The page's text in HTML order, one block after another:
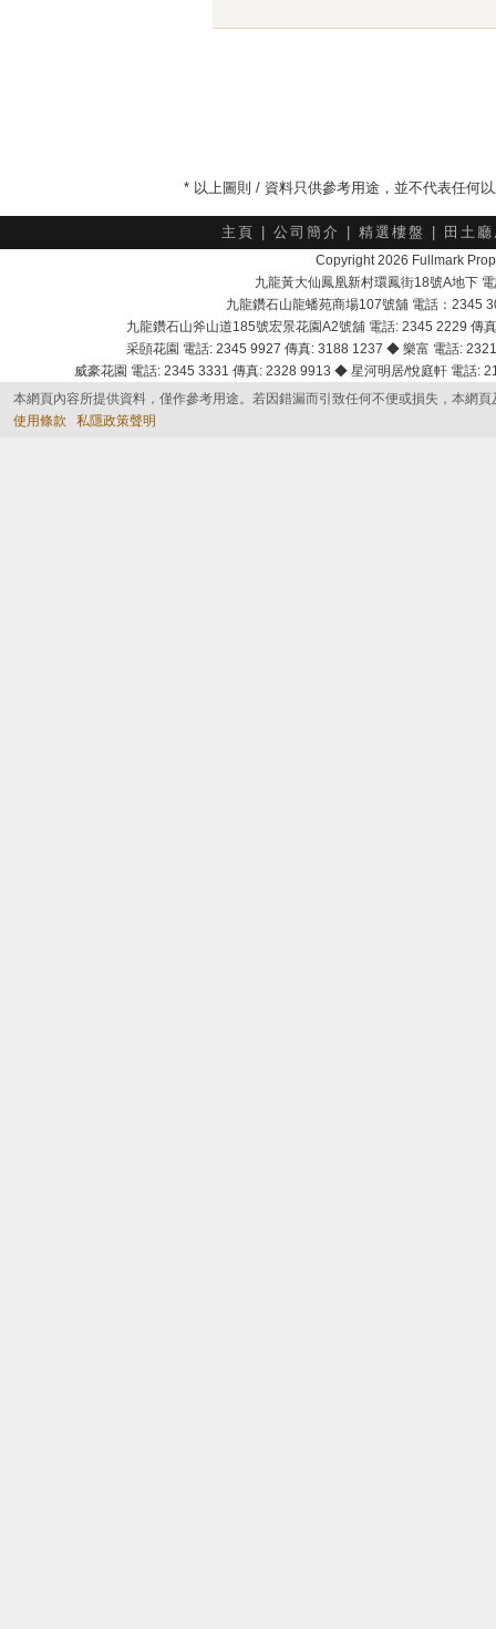
* 以上圖則 / 資料只供參考用途，並不代表任何
主頁 公司簡介 精選樓盤 田土
Copyright 2026 Fullmark
九龍黃大仙鳳凰新村環鳳街18號A地下
九龍鑽石山龍蟠苑商場107號舖 電話：2345
九龍鑽石山斧山道185號宏景花園A2號舖 電話: 2345 2229
采頣花園 電話: 2345 9927 傳真: 3188 1237 ◆ 樂富 電話:
威豪花園 電話: 2345 3331 傳真: 2328 9913 ◆ 星河明居/悅庭軒 電話
本網頁內容所提供資料，僅作參考用途。若因錯漏而引致任何不便或損失，本網
使用條款
私隱政策聲明